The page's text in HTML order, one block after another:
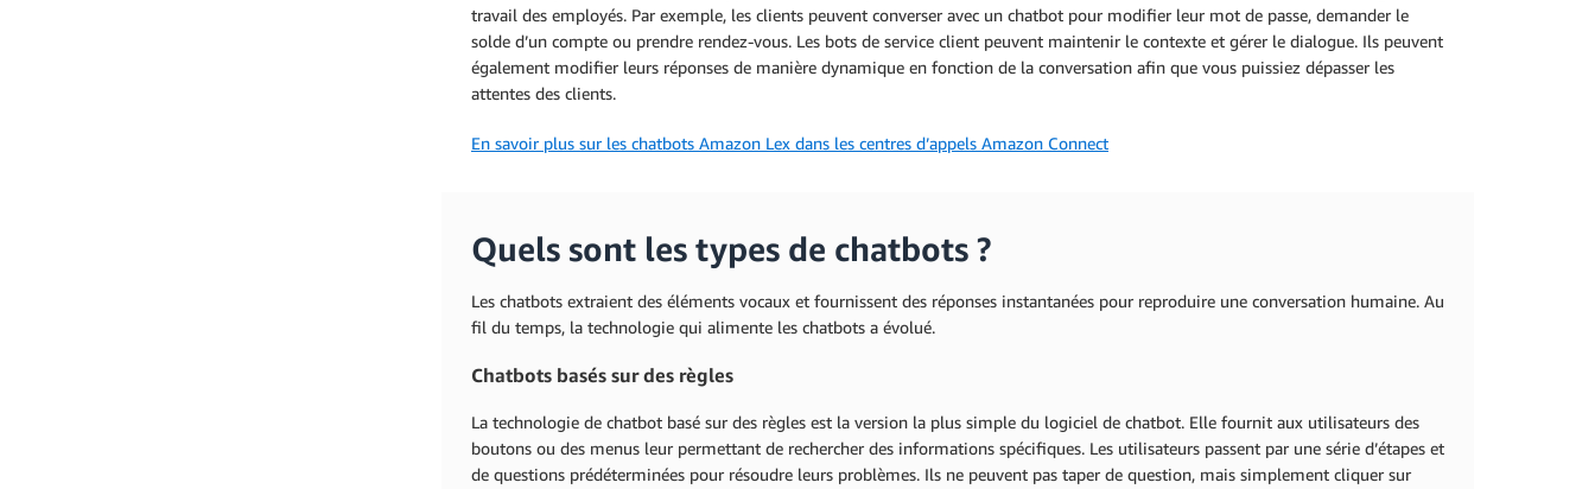
travail des employés. Par exemple, les clients peuvent converser avec un chatbot pour modifier leur mot de passe, demander le
solde d’un compte ou prendre rendez-vous. Les bots de service client peuvent maintenir le contexte et gérer le dialogue. Ils peuvent
également modifier leurs réponses de manière dynamique en fonction de la conversation afin que vous puissiez dépasser les
attentes des clients.
En savoir plus sur les chatbots Amazon Lex dans les centres d’appels Amazon Connect
Quels sont les types de chatbots ?
Les chatbots extraient des éléments vocaux et fournissent des réponses instantanées pour reproduire une conversation humaine. Au
fil du temps, la technologie qui alimente les chatbots a évolué.
Chatbots basés sur des règles
La technologie de chatbot basé sur des règles est la version la plus simple du logiciel de chatbot. Elle fournit aux utilisateurs des
boutons ou des menus leur permettant de rechercher des informations spécifiques. Les utilisateurs passent par une série d’étapes et
de questions prédéterminées pour résoudre leurs problèmes. Ils ne peuvent pas taper de question, mais simplement cliquer sur